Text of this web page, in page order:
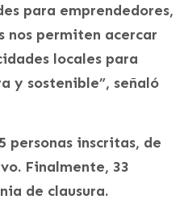
para emprendedores,
nos permiten acercar
locales para
y sostenible”, señaló
inscritas, de
Finalmente, 33
de clausura.